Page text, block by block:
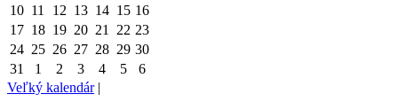
10 11 12 13 14 15 16
17 18 19 20 21 22 23
24 25 26 27 28 29 30
31
1 2 3 4 5
6
Veľký kalendár|